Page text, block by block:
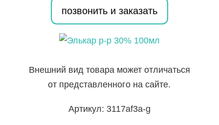
позвонить и заказать
Внешний вид товара может отличаться
от представленного на сайте.
Артикул: 3117af3a-g